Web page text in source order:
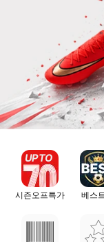
UP TO
시즌오프특가 베스